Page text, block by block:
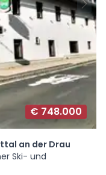
€ 748.000
an der Drau
Ski- und